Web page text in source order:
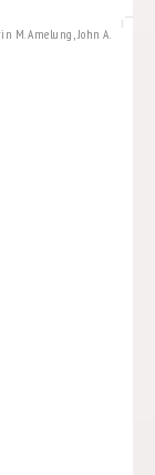
M. Amelung, John A.